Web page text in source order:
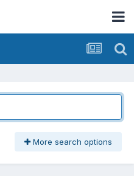
More search options